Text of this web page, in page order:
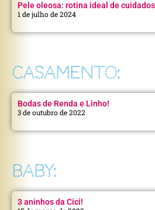
Pele oleosa: rotina ideal de
1 de julho de 2024
CASAMENTO:
Bodas de Renda e Linho!
3 de outubro de 2022
BABY:
3 aninhos da Cici!